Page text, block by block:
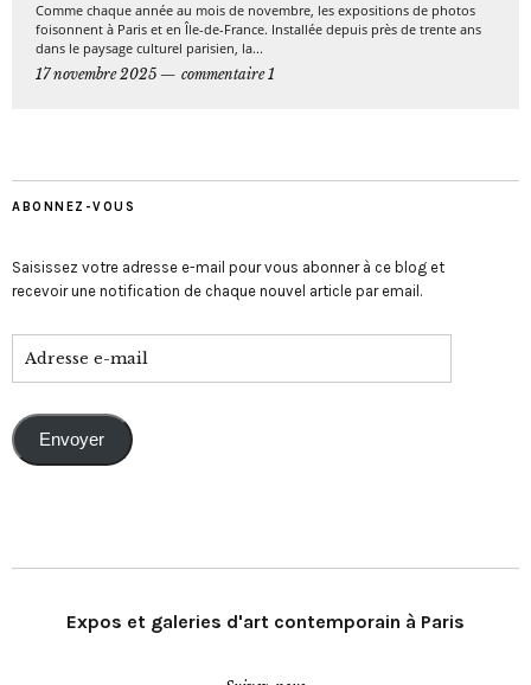
Comme chaque année au mois de novembre, les expositions de photos
foisonnent à Paris et en Île-de-France. Installée depuis près de trente ans
dans le paysage culturel parisien, la...
17 novembre 2025
commentaire 1
ABONNEZ-VOUS
Saisissez votre adresse e-mail pour vous abonner à ce blog et
recevoir une notification de chaque nouvel article par email.
Envoyer
Expos et galeries d'art contemporain à Paris